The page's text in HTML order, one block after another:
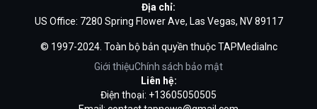
Địa chỉ:
US Office: 7280 Spring Flower Ave, Las Vegas, NV 89117
© 1997-2024. Toàn bộ bản quyền thuộc TAPMediaInc
Giới thiệuChính sách bảo mật
Liên hệ:
Điện thoại: +13605050505